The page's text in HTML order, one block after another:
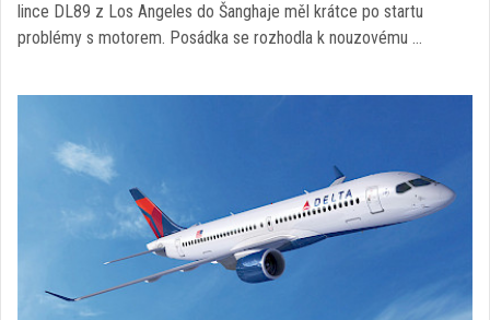
lince DL89 z Los Angeles do Šanghaje měl krátce po startu
problémy s motorem. Posádka se rozhodla k nouzovému …